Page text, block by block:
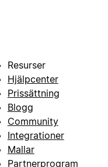
Resurser
Hjälpcenter
Prissättning
Blogg
Community
Integrationer
Mallar
Partnerprogram